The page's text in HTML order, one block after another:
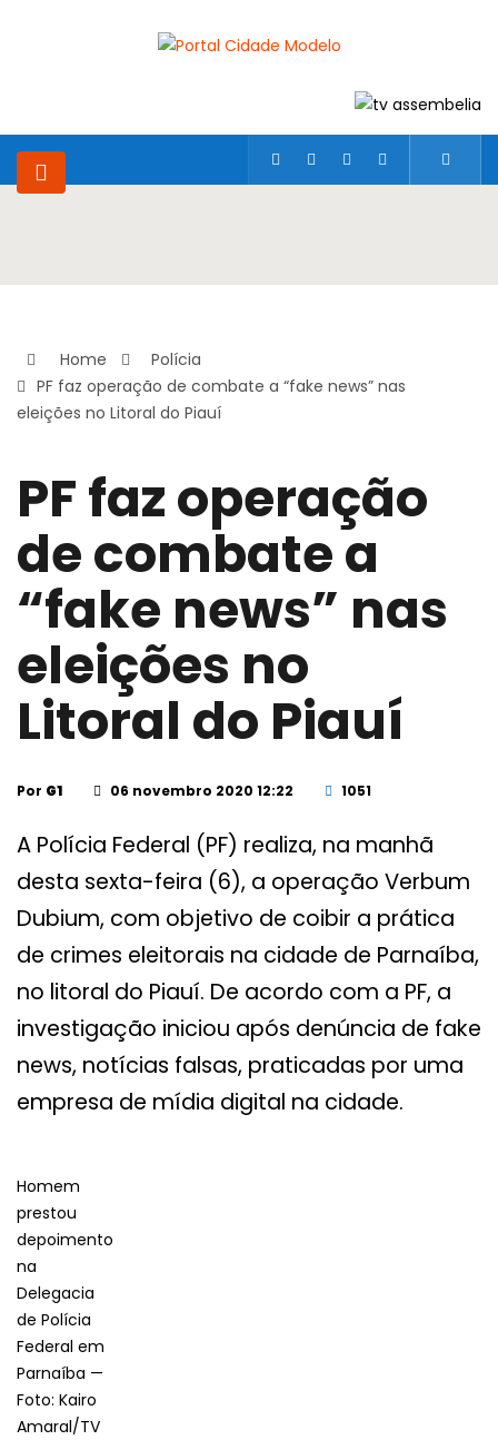
Home
Polícia
PF faz operação de combate a “fake news” nas
eleições no Litoral do Piauí
PF faz operação
de combate a
“fake news” nas
eleições no
Litoral do Piauí
Por G1 06 novembro 2020 12:22 1051
A Polícia Federal (PF) realiza, na manhã
desta sexta-feira (6), a operação Verbum
Dubium, com objetivo de coibir a prática
de crimes eleitorais na cidade de Parnaíba,
no litoral do Piauí. De acordo com a PF, a
investigação iniciou após denúncia de fake
news, notícias falsas, praticadas por uma
empresa de mídia digital na cidade.
Homem
prestou
depoimento
na
Delegacia
de Polícia
Federal em
Parnaíba —
Foto: Kairo
Amaral/TV